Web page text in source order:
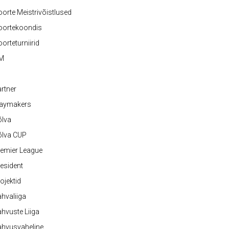
Meistrivõistlused
CUP
League
Liiga